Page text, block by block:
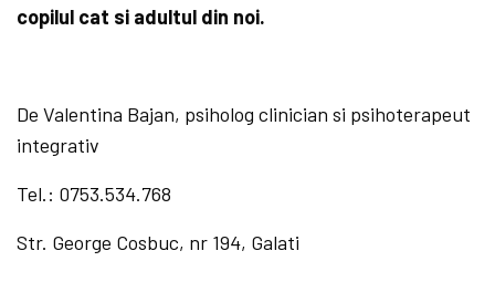
copilul cat si adultul din noi.
De Valentina Bajan, psiholog clinician si psihoterapeut
integrativ
Tel.: 0753.534.768
Str. George Cosbuc, nr 194, Galati